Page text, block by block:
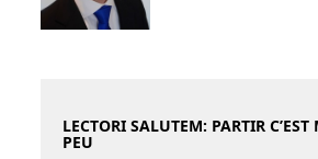
LECTORI SALUTEM: PARTIR
PEU